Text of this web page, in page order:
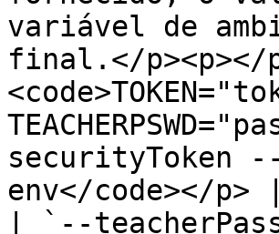
variável de
final.</p><p></
securityToken
env</code></p> |
| `--